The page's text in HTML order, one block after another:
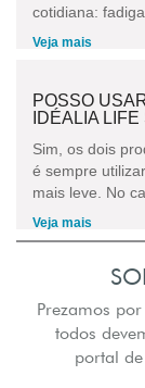
cotidiana:
Veja mais
POSSO
IDÉALIA
Sim, os dois
é sempre
mais leve. No
Veja mais
Prezamos
todos
portal